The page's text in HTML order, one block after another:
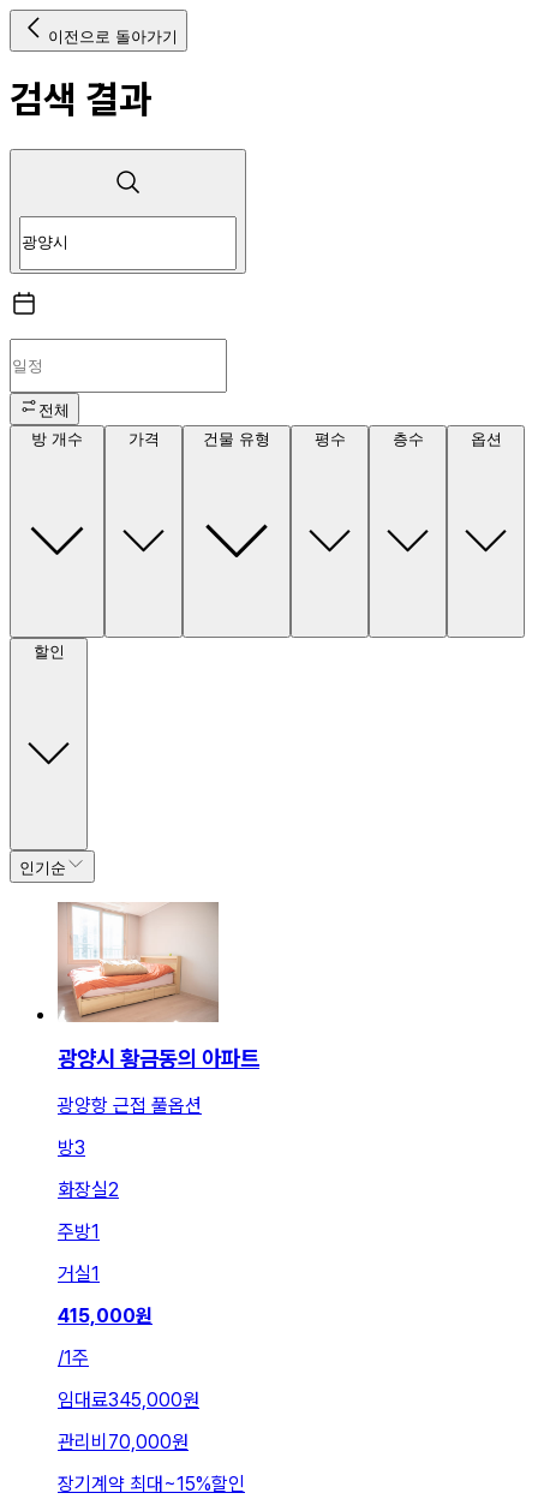
이전으로 돌아가기
검색 결과
전체
방 개수
가격 건물 유형 평수 층수 옵션
할인
인기순
광양시 황금동의 아파트
광양항 근접 풀옵션
방3
화장실2
주방1
거실1
415,000원
/1주
임대료345,000원
관리비 70,000원
장기계약 최대 ~15%할인